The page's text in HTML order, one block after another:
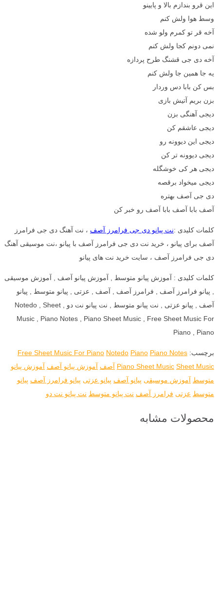
این قرو بندازم بالا و پایینو
وسط هوا ولش کنم
آخه قر تو کمرم ولو شده
نمی دونم کجا ولش کنم
آخه دی جی قشنگ طرح پردازه
یه جا همین جا ولش کنم
بس کن بابا دس وردار
بزن بریم آتیش بازی
دیجی آهنگی بزن
دیجی عاشقم کن
دیجی این دیوونه رو
دیجی دیوونه تر کن
دیجی هر کی خوشگله
دیجی میخواد برقصه
دی جی آصف بهتره
آصف بابا آصف بابا آصف رو خبر کن
کلمات کلیدی :نت پیانو دی جی فرامرز آصف ، نت آهنگ دی جی فرامرز
آصف برای پیانو ، خرید نت دی جی فرامرز آصف با پیانو ،نت موسیقی آهنگ
دی جی فرامرز آصف ، سایت خرید نت های پیانو
کلمات کلیدی : آموزش پیانو متوسط , آموزش پیانو آصف , آموزش موسیقی
, پیانو فرامرز آصف , فرامرز آصف , آصف , عزتی , پیانو متوسط , پیانو
آصف , پیانو عزتی , نت پیانو متوسط , نت پیانو نت دو , Notedo , Sheet
Music , Piano Notes , Piano Sheet Music , Free Sheet Music For
Piano , Piano
برچسب: Free Sheet Music For Piano Notedo Piano Piano Notes
Piano Sheet Music Sheet Music آصف آموزش پیانو آصف آموزش پیانو
متوسط آموزش موسیقی پیانو آصف پیانو عزتی پیانو فرامرز آصف پیانو
متوسط عزتی فرامرز آصف نت پیانو متوسط نت پیانو نت دو
محصولات مشابه